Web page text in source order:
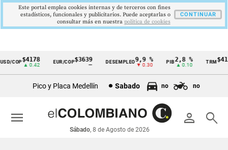
Cintillo
económicos
Colombia
COP$4178
▲ 0.42
EUR/COP$3639 DESEMPLEO 9,9 %
▼ 0.30
PIB2,8 %
▲ 0.10
TRM
Pico y Placa Medellín Sabado no no
person search
Sábado, 8 de Agosto de 2026
menu
Este portal emplea cookies internas y de terceros con fines
estadísticos, funcionales y publicitarios. Puede aceptarlas o
consultar más en nuestra politica de cookies
CONTINUAR